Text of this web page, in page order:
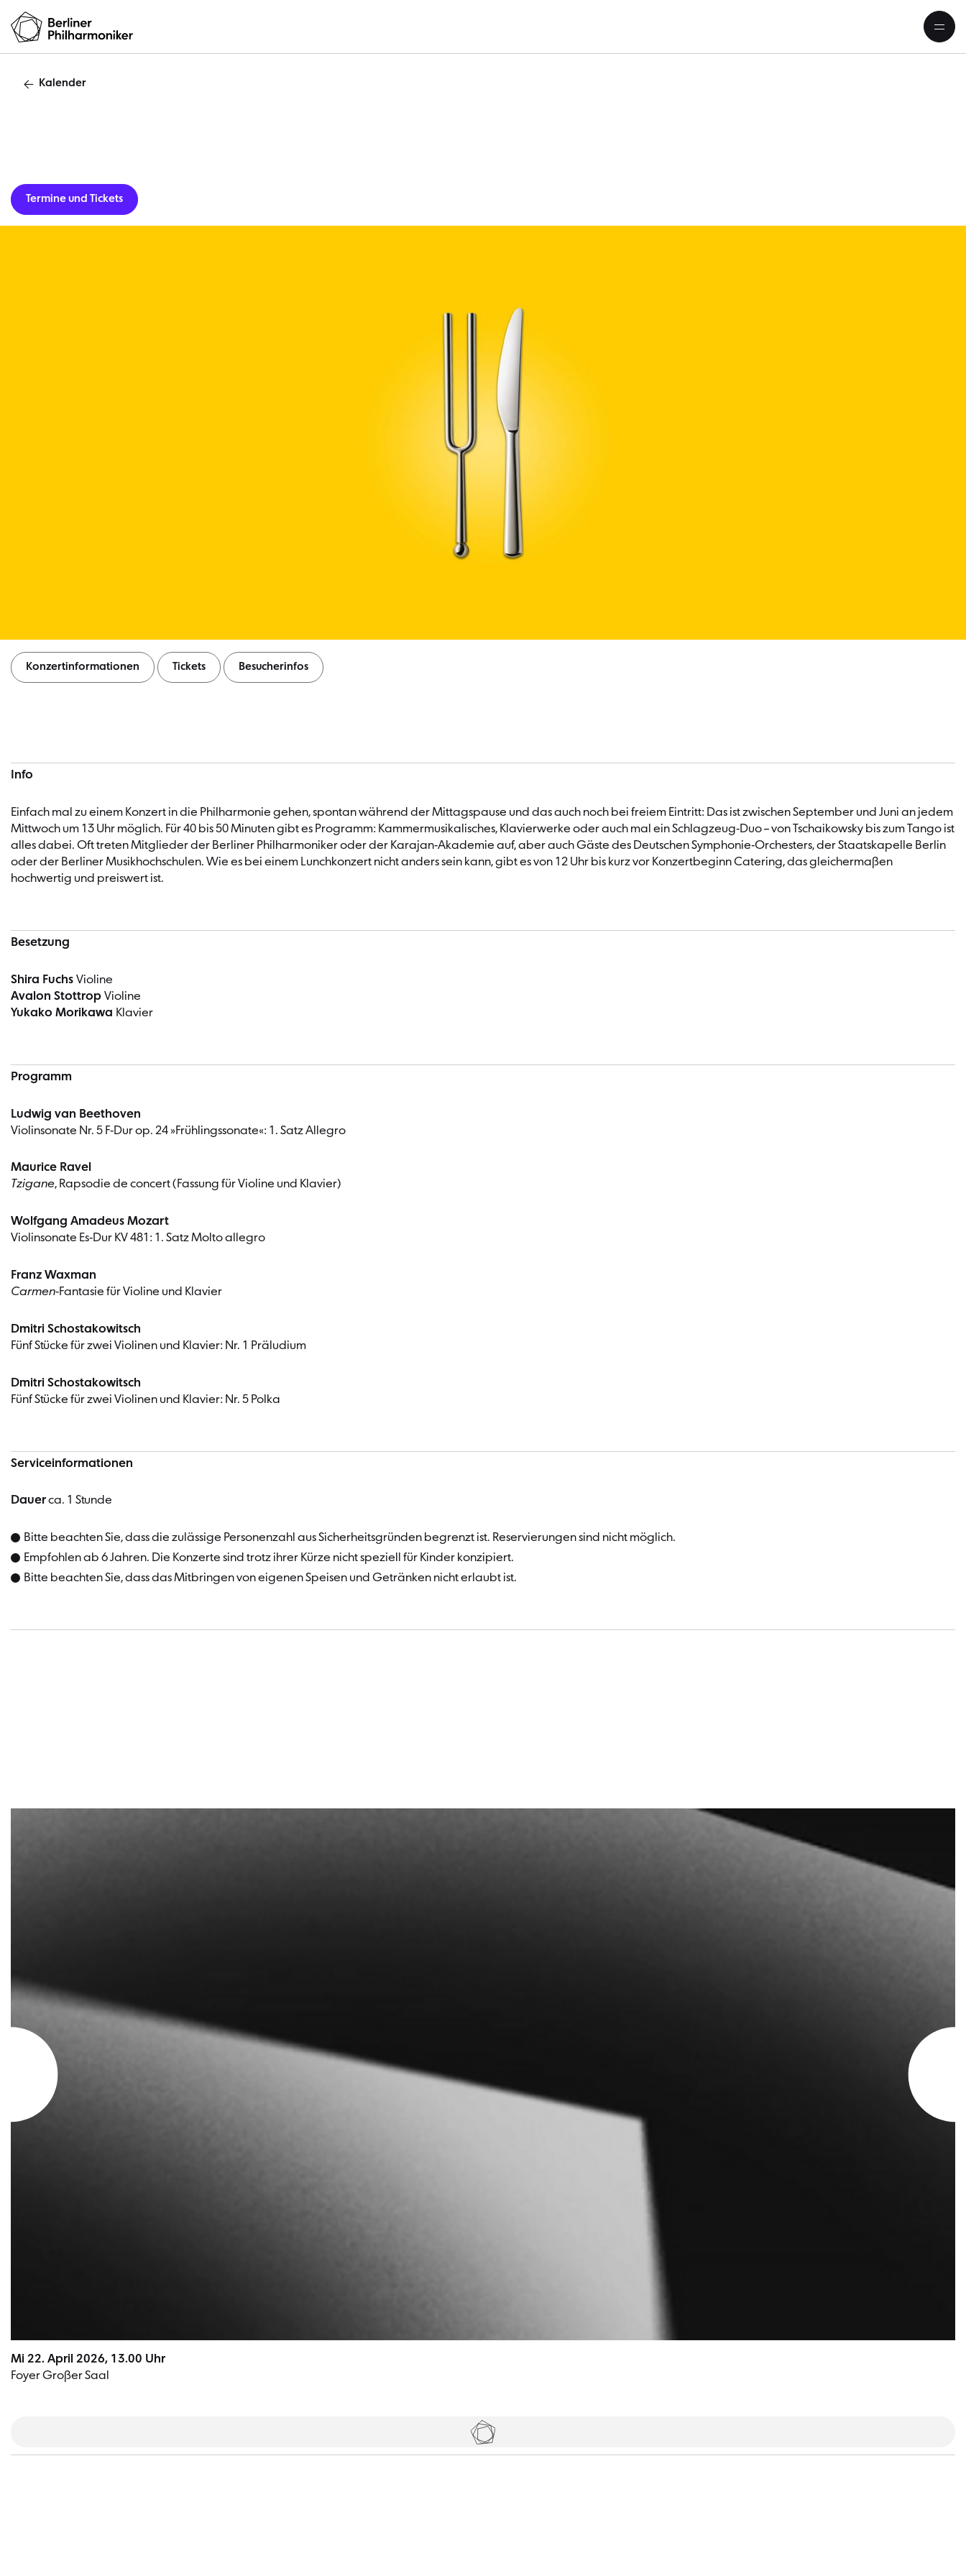
Kalender
Termine und Tickets
Konzertinformationen Tickets Besucherinfos
Info
Einfach mal zu einem Konzert in die Philharmonie gehen, spontan während der Mittagspause und das auch noch bei freiem Eintritt: Das ist zwischen September und Juni an jedem
Mittwoch um 13 Uhr möglich. Für 40 bis 50 Minuten gibt es Programm: Kammermusikalisches, Klavierwerke oder auch mal ein Schlagzeug-Duo – von Tschaikowsky bis zum Tango ist
alles dabei. Oft treten Mitglieder der Berliner Philharmoniker oder der Karajan-Akademie auf, aber auch Gäste des Deutschen Symphonie-Orchesters, der Staatskapelle Berlin
oder der Berliner Musikhochschulen. Wie es bei einem Lunchkonzert nicht anders sein kann, gibt es von 12 Uhr bis kurz vor Konzertbeginn Catering, das gleichermaßen
hochwertig und preiswert ist.
Besetzung
Shira Fuchs Violine
Avalon Stottrop Violine
Yukako Morikawa Klavier
Programm
Ludwig van Beethoven
Violinsonate Nr. 5 F-Dur op. 24 »Frühlingssonate«: 1. Satz Allegro
Maurice Ravel
Tzigane, Rapsodie de concert (Fassung für Violine und Klavier)
Wolfgang Amadeus Mozart
Violinsonate Es-Dur KV 481: 1. Satz Molto allegro
Franz Waxman
Carmen-Fantasie für Violine und Klavier
Dmitri Schostakowitsch
Fünf Stücke für zwei Violinen und Klavier: Nr. 1 Präludium
Dmitri Schostakowitsch
Fünf Stücke für zwei Violinen und Klavier: Nr. 5 Polka
Serviceinformationen
Dauerca. 1 Stunde
Bitte beachten Sie, dass die zulässige Personenzahl aus Sicherheitsgründen begrenzt ist. Reservierungen sind nicht möglich.
Empfohlen ab 6 Jahren. Die Konzerte sind trotz ihrer Kürze nicht speziell für Kinder konzipiert.
Bitte beachten Sie, dass das Mitbringen von eigenen Speisen und Getränken nicht erlaubt ist.
Mi 22. April 2026, 13.00 Uhr
Foyer Großer Saal
Tickets